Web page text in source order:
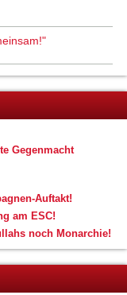
Gegenmacht
Auftakt!
am ESC!
noch Monarchie!